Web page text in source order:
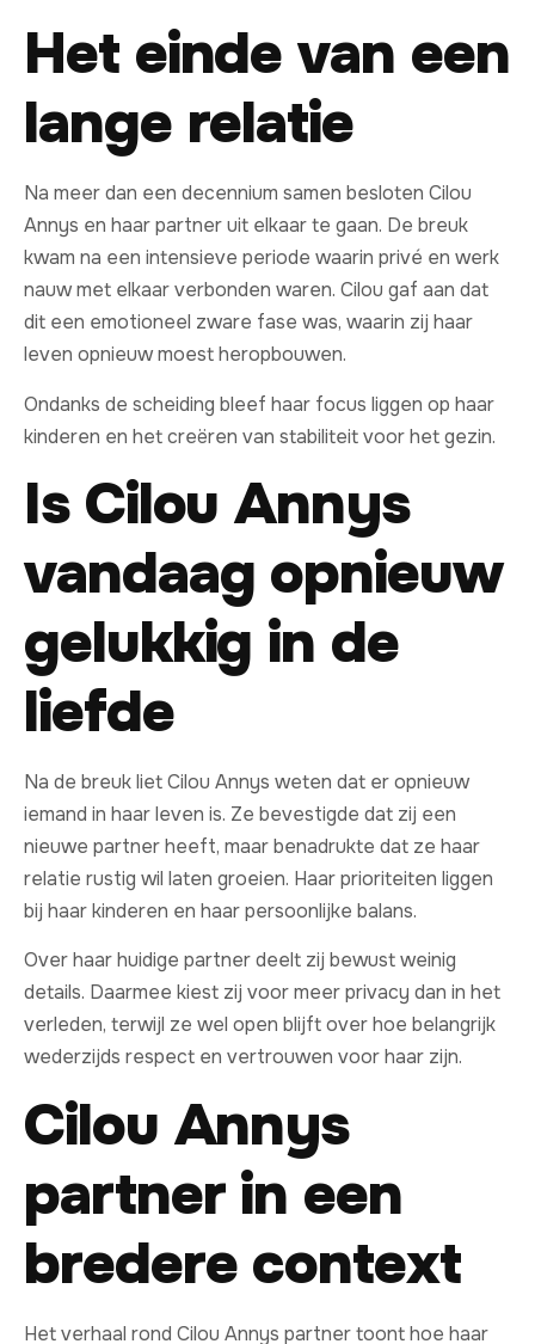
Het einde van een
lange relatie
Na meer dan een decennium samen besloten Cilou
Annys en haar partner uit elkaar te gaan. De breuk
kwam na een intensieve periode waarin privé en werk
nauw met elkaar verbonden waren. Cilou gaf aan dat
dit een emotioneel zware fase was, waarin zij haar
leven opnieuw moest heropbouwen.
Ondanks de scheiding bleef haar focus liggen op haar
kinderen en het creëren van stabiliteit voor het gezin.
Is Cilou Annys
vandaag opnieuw
gelukkig in de
liefde
Na de breuk liet Cilou Annys weten dat er opnieuw
iemand in haar leven is. Ze bevestigde dat zij een
nieuwe partner heeft, maar benadrukte dat ze haar
relatie rustig wil laten groeien. Haar prioriteiten liggen
bij haar kinderen en haar persoonlijke balans.
Over haar huidige partner deelt zij bewust weinig
details. Daarmee kiest zij voor meer privacy dan in het
verleden, terwijl ze wel open blijft over hoe belangrijk
wederzijds respect en vertrouwen voor haar zijn.
Cilou Annys
partner in een
bredere context
Het verhaal rond Cilou Annys partner toont hoe haar